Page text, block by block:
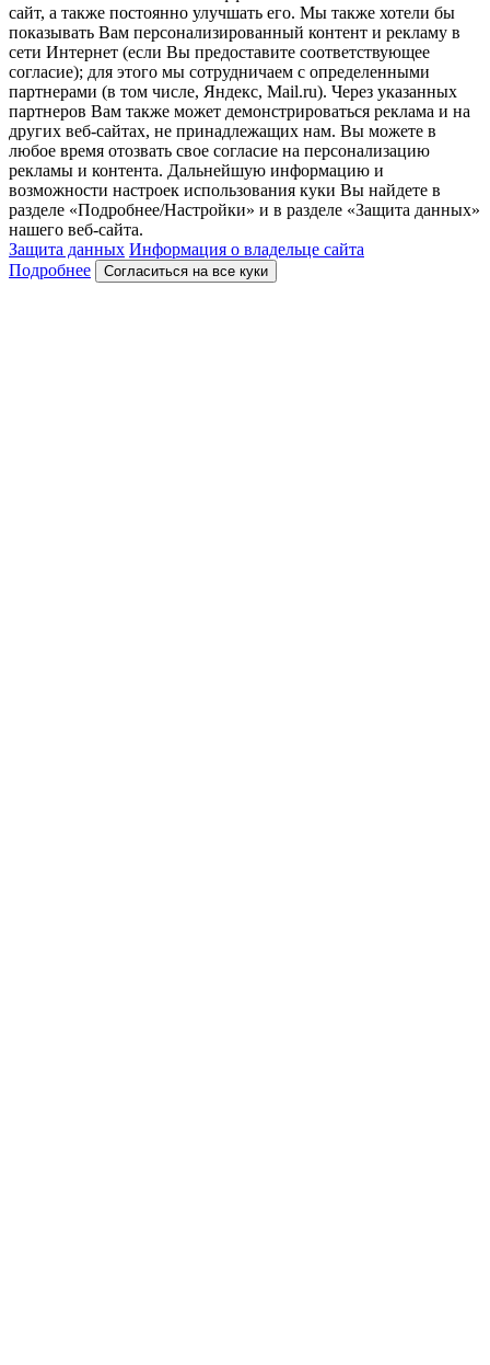
сайт, а также постоянно улучшать его. Мы также хотели бы
показывать Вам персонализированный контент и рекламу в
сети Интернет (если Вы предоставите соответствующее
согласие); для этого мы сотрудничаем с определенными
партнерами (в том числе, Яндекс, Mail.ru). Через указанных
партнеров Вам также может демонстрироваться реклама и на
других веб-сайтах, не принадлежащих нам. Вы можете в
любое время отозвать свое согласие на персонализацию
рекламы и контента. Дальнейшую информацию и
возможности настроек использования куки Вы найдете в
разделе «Подробнее/Настройки» и в разделе «Защита данных»
нашего веб-сайта.
Защита данных Информация о владельце сайта
Подробнее
Согласиться на все куки